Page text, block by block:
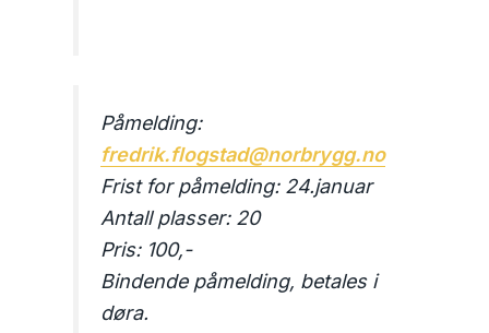
Påmelding:
fredrik.flogstad@norbrygg.no
Frist for påmelding: 24.januar
Antall plasser: 20
Pris: 100,-
Bindende påmelding, betales i
døra.